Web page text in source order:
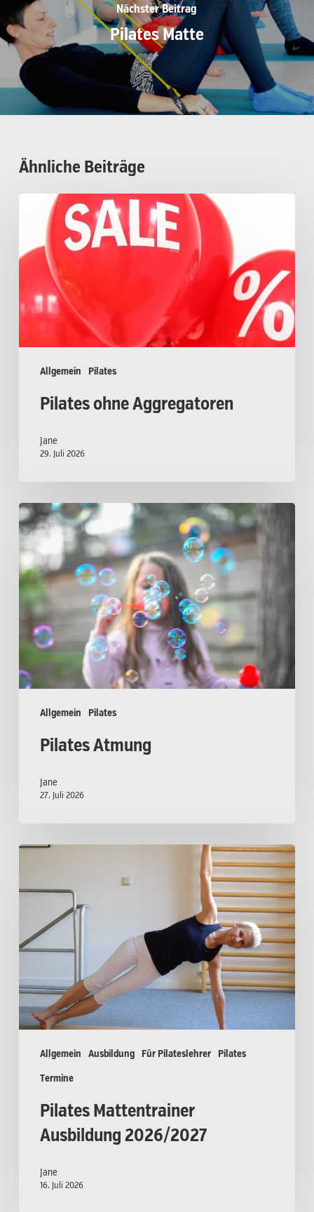
Nächster Beitrag
Pilates Matte
Ähnliche Beiträge
Allgemein Pilates
Pilates
Aggregatoren
Pilates ohne Aggregatoren
Jane
29. Juli 2026
Allgemein Pilates
Pilates
Atmung
Pilates Atmung
Jane
27. Juli 2026
Allgemein Ausbildung Für Pilateslehrer Pilates
Termine
Pilates
Ausbildung
2026/2027
Pilates Mattentrainer
Ausbildung 2026/2027
Jane
16. Juli 2026